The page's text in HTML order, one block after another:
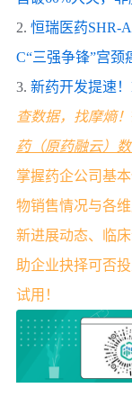
2. 恒瑞医药SHR-
C“三强争锋”宫颈
3. 新药开发提速
查数据，找摩熵！
药（原药融云）数
掌握药企公司基
物销售情况与各
新进展动态、临
助企业抉择可否
试用！